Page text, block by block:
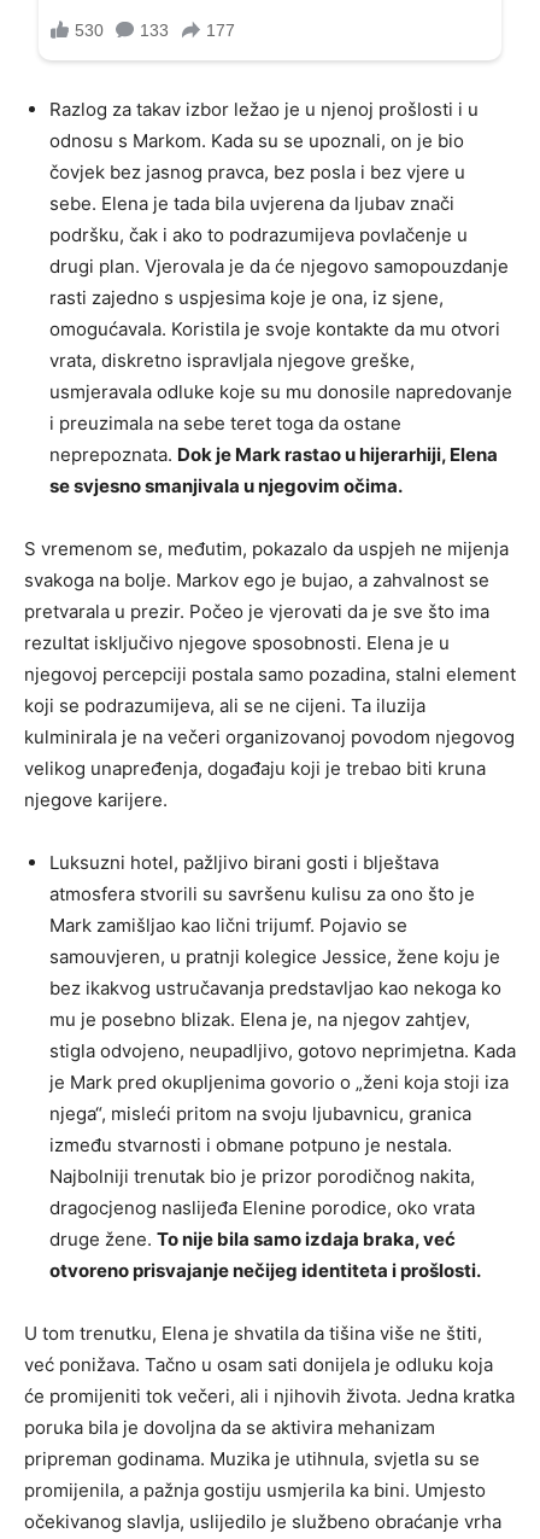
Razlog za takav izbor ležao je u njenoj prošlosti i u
odnosu s Markom. Kada su se upoznali, on je bio
čovjek bez jasnog pravca, bez posla i bez vjere u
sebe. Elena je tada bila uvjerena da ljubav znači
podršku, čak i ako to podrazumijeva povlačenje u
drugi plan. Vjerovala je da će njegovo samopouzdanje
rasti zajedno s uspjesima koje je ona, iz sjene,
omogućavala. Koristila je svoje kontakte da mu otvori
vrata, diskretno ispravljala njegove greške,
usmjeravala odluke koje su mu donosile napredovanje
i preuzimala na sebe teret toga da ostane
neprepoznata. Dok je Mark rastao u hijerarhiji, Elena
se svjesno smanjivala u njegovim očima.
S vremenom se, međutim, pokazalo da uspjeh ne mijenja
svakoga na bolje. Markov ego je bujao, a zahvalnost se
pretvarala u prezir. Počeo je vjerovati da je sve što ima
rezultat isključivo njegove sposobnosti. Elena je u
njegovoj percepciji postala samo pozadina, stalni element
koji se podrazumijeva, ali se ne cijeni. Ta iluzija
kulminirala je na večeri organizovanoj povodom njegovog
velikog unapređenja, događaju koji je trebao biti kruna
njegove karijere.
Luksuzni hotel, pažljivo birani gosti i blještava
atmosfera stvorili su savršenu kulisu za ono što je
Mark zamišljao kao lični trijumf. Pojavio se
samouvjeren, u pratnji kolegice Jessice, žene koju je
bez ikakvog ustručavanja predstavljao kao nekoga ko
mu je posebno blizak. Elena je, na njegov zahtjev,
stigla odvojeno, neupadljivo, gotovo neprimjetna. Kada
je Mark pred okupljenima govorio o „ženi koja stoji iza
njega“, misleći pritom na svoju ljubavnicu, granica
između stvarnosti i obmane potpuno je nestala.
Najbolniji trenutak bio je prizor porodičnog nakita,
dragocjenog naslijeđa Elenine porodice, oko vrata
druge žene. To nije bila samo izdaja braka, već
otvoreno prisvajanje nečijeg identiteta i prošlosti.
U tom trenutku, Elena je shvatila da tišina više ne štiti,
već ponižava. Tačno u osam sati donijela je odluku koja
će promijeniti tok večeri, ali i njihovih života. Jedna kratka
poruka bila je dovoljna da se aktivira mehanizam
pripreman godinama. Muzika je utihnula, svjetla su se
promijenila, a pažnja gostiju usmjerila ka bini. Umjesto
očekivanog slavlja, uslijedilo je službeno obraćanje vrha